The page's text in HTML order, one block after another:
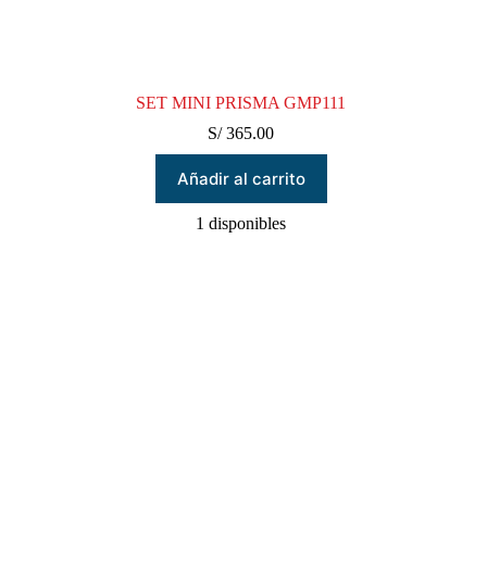
SET MINI PRISMA GMP111
S/365.00
Añadir al carrito
1 disponibles